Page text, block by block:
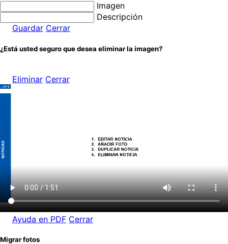
Imagen
Descripción
Guardar Cerrar
¿Está usted seguro que desea eliminar la imagen?
Eliminar Cerrar
Ayuda en PDF Cerrar
Migrar fotos